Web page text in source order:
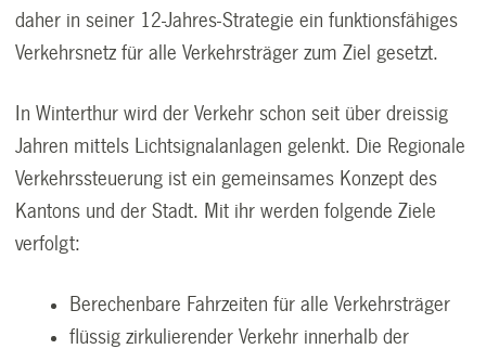
daher in seiner 12-Jahres-Strategie ein funktionsfähiges
Verkehrsnetz für alle Verkehrsträger zum Ziel gesetzt.
In Winterthur wird der Verkehr schon seit über dreissig
Jahren mittels Lichtsignalanlagen gelenkt. Die Regionale
Verkehrssteuerung ist ein gemeinsames Konzept des
Kantons und der Stadt. Mit ihr werden folgende Ziele
verfolgt:
Berechenbare Fahrzeiten für alle Verkehrsträger
flüssig zirkulierender Verkehr innerhalb der